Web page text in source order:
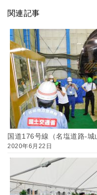
関連記事
国道176号線（名塩道路-城
2020年6月22日